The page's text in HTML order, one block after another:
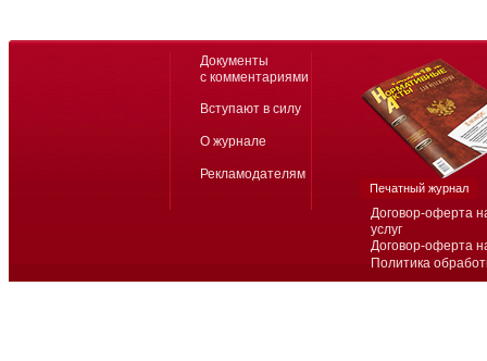
Договор-оферта
услуг
Договор-оферта
Политика
Документы
с комментариями
Вступают в силу
О журнале
Рекламодателям
Печатный журнал